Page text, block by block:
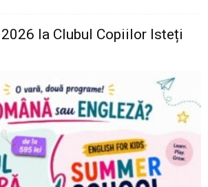
la Clubul Copiilor Isteți